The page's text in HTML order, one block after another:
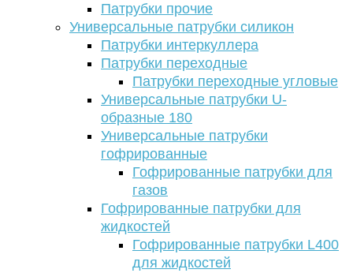
Патрубки прочие
Универсальные патрубки силикон
Патрубки интеркуллера
Патрубки переходные
Патрубки переходные угловые
Универсальные патрубки U-
образные 180
Универсальные патрубки
гофрированные
Гофрированные патрубки для
газов
Гофрированные патрубки для
жидкостей
Гофрированные патрубки L400
для жидкостей